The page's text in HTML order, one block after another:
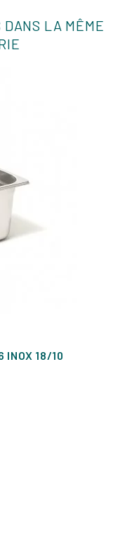
DANS LA MÊME
INOX 18/10